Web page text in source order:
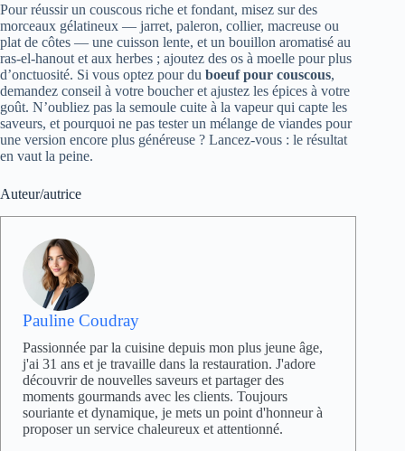
Pour réussir un couscous riche et fondant, misez sur des
morceaux gélatineux — jarret, paleron, collier, macreuse ou
plat de côtes — une cuisson lente, et un bouillon aromatisé au
ras-el-hanout et aux herbes ; ajoutez des os à moelle pour plus
d’onctuosité. Si vous optez pour du boeuf pour couscous,
demandez conseil à votre boucher et ajustez les épices à votre
goût. N’oubliez pas la semoule cuite à la vapeur qui capte les
saveurs, et pourquoi ne pas tester un mélange de viandes pour
une version encore plus généreuse ? Lancez-vous : le résultat
en vaut la peine.
Auteur/autrice
Pauline Coudray
Passionnée par la cuisine depuis mon plus jeune âge,
j'ai 31 ans et je travaille dans la restauration. J'adore
découvrir de nouvelles saveurs et partager des
moments gourmands avec les clients. Toujours
souriante et dynamique, je mets un point d'honneur à
proposer un service chaleureux et attentionné.